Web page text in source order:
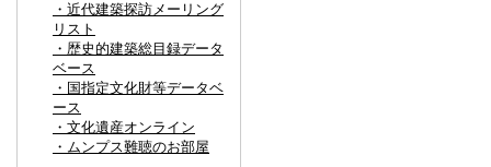
・近代建築探訪メーリング
リスト
・歴史的建築総目録データ
ベース
・国指定文化財等データベ
ース
・文化遺産オンライン
・ムンプス難聴のお部屋